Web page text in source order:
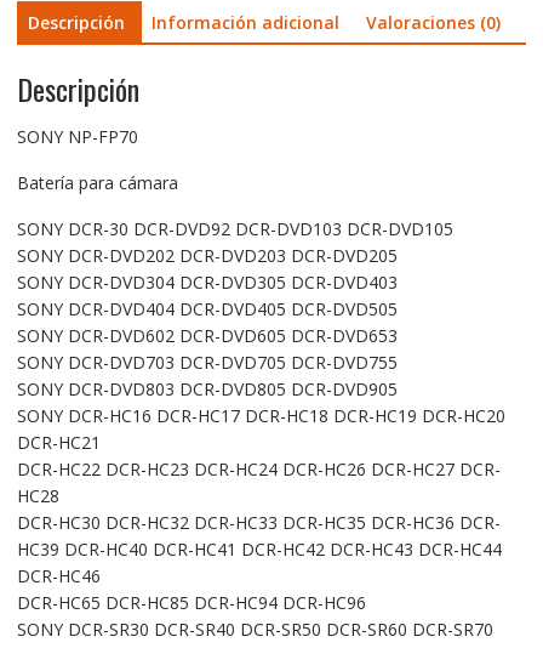
Descripción Información adicional Valoraciones (0)
Descripción
SONY NP-FP70
Batería para cámara
SONY DCR-30 DCR-DVD92 DCR-DVD103 DCR-DVD105
SONY DCR-DVD202 DCR-DVD203 DCR-DVD205
SONY DCR-DVD304 DCR-DVD305 DCR-DVD403
SONY DCR-DVD404 DCR-DVD405 DCR-DVD505
SONY DCR-DVD602 DCR-DVD605 DCR-DVD653
SONY DCR-DVD703 DCR-DVD705 DCR-DVD755
SONY DCR-DVD803 DCR-DVD805 DCR-DVD905
SONY DCR-HC16 DCR-HC17 DCR-HC18 DCR-HC19 DCR-HC20
DCR-HC21
DCR-HC22 DCR-HC23 DCR-HC24 DCR-HC26 DCR-HC27 DCR-
HC28
DCR-HC30 DCR-HC32 DCR-HC33 DCR-HC35 DCR-HC36 DCR-
HC39 DCR-HC40 DCR-HC41 DCR-HC42 DCR-HC43 DCR-HC44
DCR-HC46
DCR-HC65 DCR-HC85 DCR-HC94 DCR-HC96
SONY DCR-SR30 DCR-SR40 DCR-SR50 DCR-SR60 DCR-SR70